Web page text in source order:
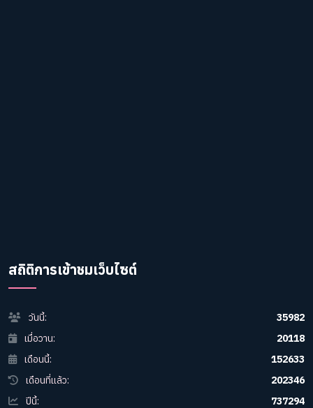
สถิติการเข้าชมเว็บไซต์
วันนี้:
35982
เมื่อวาน:
20118
เดือนนี้:
152633
เดือนที่แล้ว:
202346
ปีนี้:
737294